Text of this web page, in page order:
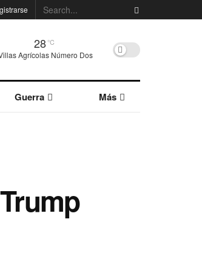
28°C
Agrícolas Número Dos
Guerra Más